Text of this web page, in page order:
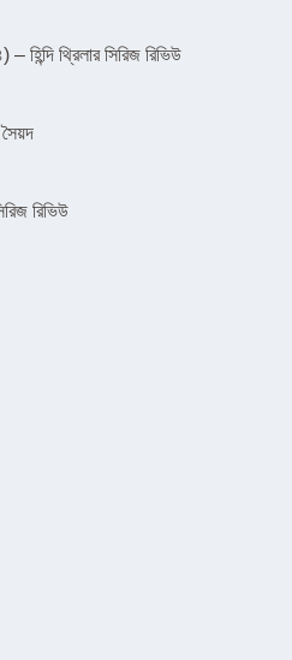
থ্রিলার সিরিজ রিভিউ
রিভিউ